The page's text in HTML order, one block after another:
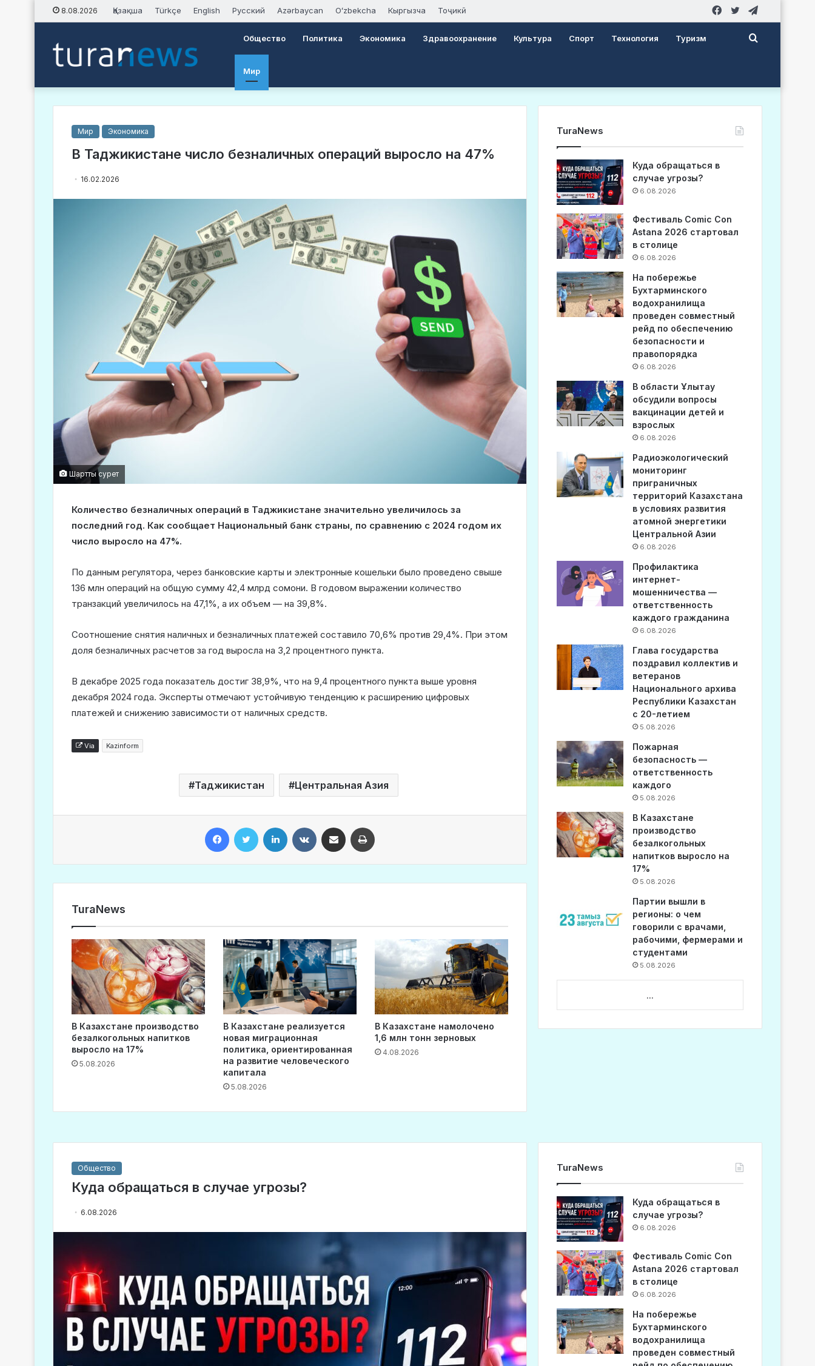
8.08.2026 Қазақша Türkçe English Русский Azərbaycan Oʻzbekcha Кыргызча Тоҷикӣ Twitter
Facebook
Общество Политика Экономика Здравоохранение Культура Спорт Технология Туризм
Мир
Search
Мир Экономика
В Таджикистане число безналичных операций выросло на 47%
16.02.2026
Шартты сурет
Количество безналичных операций в Таджикистане значительно увеличилось за
последний год. Как сообщает Национальный банк страны, по сравнению с 2024 годом их
число выросло на 47%.
По данным регулятора, через банковские карты и электронные кошельки было проведено свыше
136 млн операций на общую сумму 42,4 млрд сомони. В годовом выражении количество
транзакций увеличилось на 47,1%, а их объем — на 39,8%.
Соотношение снятия наличных и безналичных платежей составило 70,6% против 29,4%. При этом
доля безналичных расчетов за год выросла на 3,2 процентного пункта.
В декабре 2025 года показатель достиг 38,9%, что на 9,4 процентного пункта выше уровня
декабря 2024 года. Эксперты отмечают устойчивую тенденцию к расширению цифровых
платежей и снижению зависимости от наличных средств.
Via Kazinform
Таджикистан Центральная Азия
TuraNews
В Казахстане производство
безалкогольных напитков
выросло на 17%
5.08.2026
В Казахстане реализуется
новая миграционная
политика, ориентированная
на развитие человеческого
капитала
5.08.2026
В Казахстане намолочено
1,6 млн тонн зерновых
4.08.2026
TuraNews
Куда обращаться в
случае угрозы?
6.08.2026
Фестиваль Comic Con
Astana 2026 стартовал
в столице
6.08.2026
На побережье
Бухтарминского
водохранилища
проведен совместный
рейд по обеспечению
безопасности и
правопорядка
6.08.2026
В области Ұлытау
обсудили вопросы
вакцинации детей и
взрослых
6.08.2026
Радиоэкологический
мониторинг
приграничных
территорий Казахстана
в условиях развития
атомной энергетики
Центральной Азии
6.08.2026
Профилактика
интернет-
мошенничества —
ответственность
каждого гражданина
6.08.2026
Глава государства
поздравил коллектив и
ветеранов
Национального архива
Республики Казахстан
с 20-летием
5.08.2026
Пожарная
безопасность —
ответственность
каждого
5.08.2026
В Казахстане
производство
безалкогольных
напитков выросло на
17%
5.08.2026
Партии вышли в
регионы: о чем
говорили с врачами,
рабочими, фермерами и
студентами
5.08.2026
...